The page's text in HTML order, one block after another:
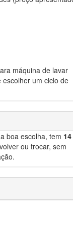
máquina de lavar
escolher um ciclo de
boa escolha, tem 14
ou trocar, sem